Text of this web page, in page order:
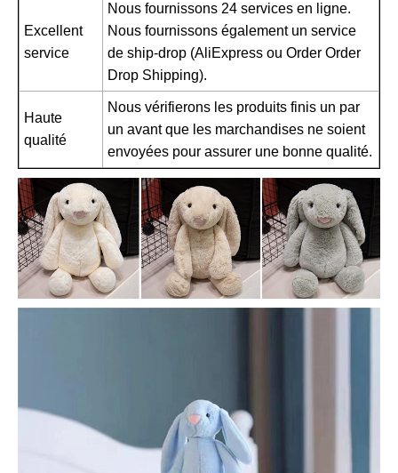
Excellent
service
Nous fournissons 24 services en ligne.
Nous fournissons également un service
de ship-drop (AliExpress ou Order Order
Drop Shipping).
Haute
qualité
Nous vérifierons les produits finis un par
un avant que les marchandises ne soient
envoyées pour assurer une bonne qualité.